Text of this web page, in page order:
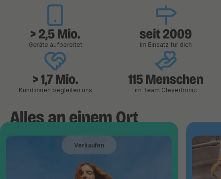
> 2,5 Mio.
Geräte aufbereitet
seit 2009
im Einsatz für dich
> 1,7 Mio.
Kund:innen begleiten uns
115 Menschen
im Team Clevertronic
Alles an einem Ort
Verkaufen